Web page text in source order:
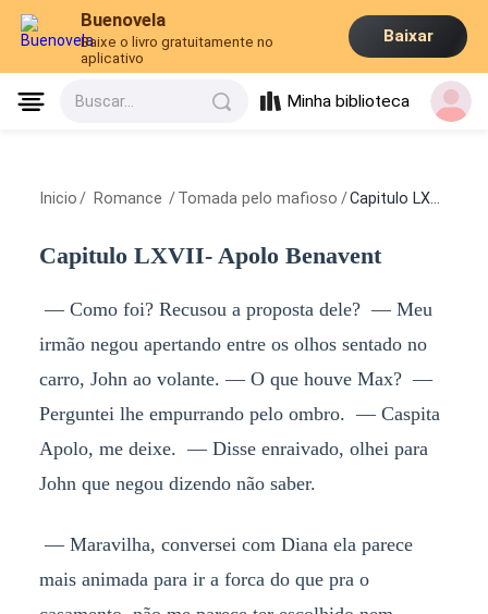
Buenovela
Baixe o livro gratuitamente no
aplicativo
Baixar
Buscar... Minha biblioteca
Inicio / Romance /Tomada pelo mafioso /Capitulo LXVII- Apolo Benavent
Capitulo LXVII- Apolo Benavent
— Como foi? Recusou a proposta dele? — Meu
irmão negou apertando entre os olhos sentado no
carro, John ao volante. — O que houve Max? —
Perguntei lhe empurrando pelo ombro. — Caspita
Apolo, me deixe. — Disse enraivado, olhei para
John que negou dizendo não saber.
— Maravilha, conversei com Diana ela parece
mais animada para ir a forca do que pra o